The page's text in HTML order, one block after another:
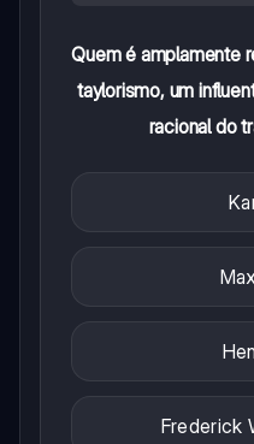
Quem é amplamente
taylorismo, um
racional do
Frederick